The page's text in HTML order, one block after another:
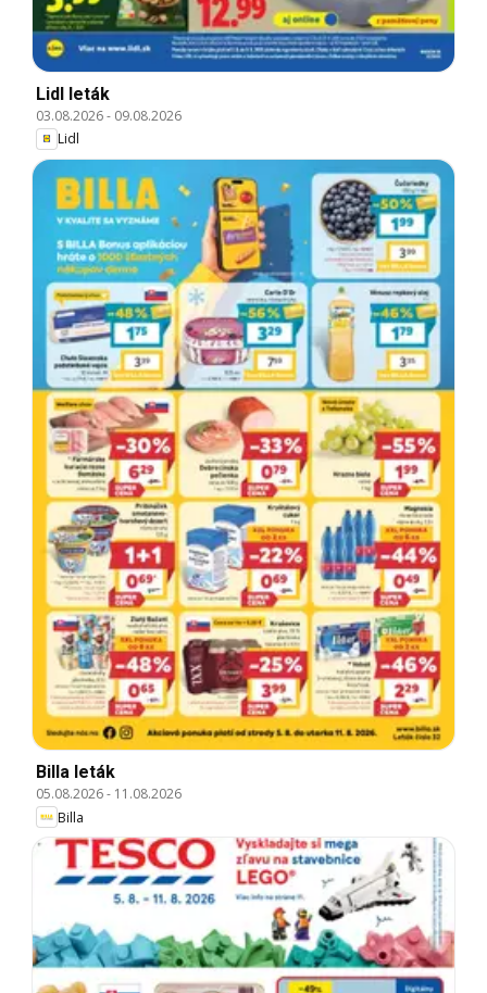
Lidl leták
03.08.2026- 09.08.2026
Lidl
Billa leták
05.08.2026- 11.08.2026
Billa